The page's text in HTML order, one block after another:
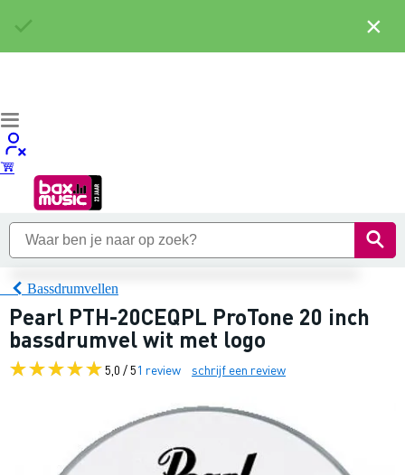
Bassdrumvellen
Pearl PTH-20CEQPL ProTone 20 inch
bassdrumvel wit met logo
5,0 / 51 review schrijf een review
×